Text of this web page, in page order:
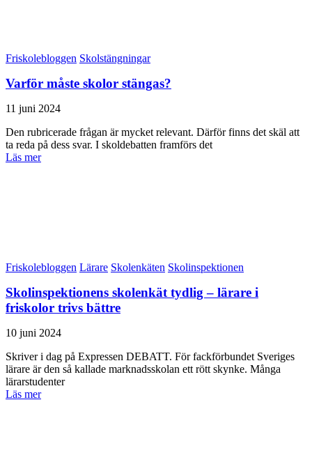
Friskolebloggen Skolstängningar
Varför måste skolor stängas?
11 juni 2024
Den rubricerade frågan är mycket relevant. Därför finns det skäl att
ta reda på dess svar. I skoldebatten framförs det
Läs mer
Friskolebloggen Lärare Skolenkäten Skolinspektionen
Skolinspektionens skolenkät tydlig – lärare i
friskolor trivs bättre
10 juni 2024
Skriver i dag på Expressen DEBATT. För fackförbundet Sveriges
lärare är den så kallade marknadsskolan ett rött skynke. Många
lärarstudenter
Läs mer